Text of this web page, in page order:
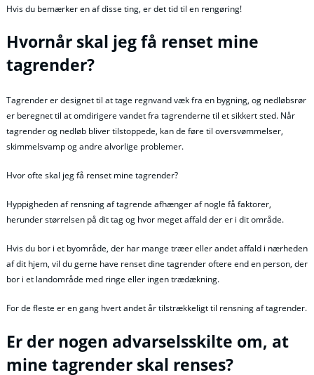
Hvis du bemærker en af disse ting, er det tid til en rengøring!
Hvornår skal jeg få renset mine
tagrender?
Tagrender er designet til at tage regnvand væk fra en bygning, og nedløbsrør
er beregnet til at omdirigere vandet fra tagrenderne til et sikkert sted. Når
tagrender og nedløb bliver tilstoppede, kan de føre til oversvømmelser,
skimmelsvamp og andre alvorlige problemer.
Hvor ofte skal jeg få renset mine tagrender?
Hyppigheden af rensning af tagrende afhænger af nogle få faktorer,
herunder størrelsen på dit tag og hvor meget affald der er i dit område.
Hvis du bor i et byområde, der har mange træer eller andet affald i nærheden
af dit hjem, vil du gerne have renset dine tagrender oftere end en person, der
bor i et landområde med ringe eller ingen trædækning.
For de fleste er en gang hvert andet år tilstrækkeligt til rensning af tagrender.
Er der nogen advarselsskilte om, at
mine tagrender skal renses?